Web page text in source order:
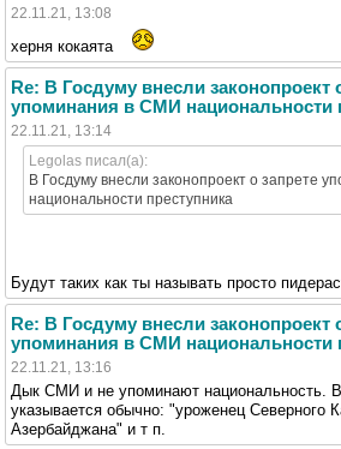
22.11.21, 13:08
херня кокаята
Re: В Госдуму внесли законопроект
упоминания в СМИ национальности
22.11.21, 13:14
Legolas писал(а):
В Госдуму внесли законопроект о запрете
национальности преступника
Будут таких как ты называть просто
Re: В Госдуму внесли законопроект
упоминания в СМИ национальности
22.11.21, 13:16
Дык СМИ и не упоминают национальность.
указывается обычно: "уроженец Северного
Азербайджана" и т п.